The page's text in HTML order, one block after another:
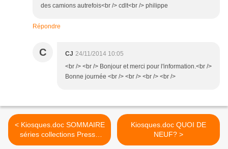
des camions autrefois<br /> cdlt<br /> philippe
Répondre
C CJ 24/11/2014 10:05
<br /> <br /> Bonjour et merci pour l'information.<br />
Bonne journée <br /> <br /> <br /> <br />
< Kiosques.doc SOMMAIRE
séries collections Presse
autos miniatures
Kiosques.doc QUOI DE
NEUF? >